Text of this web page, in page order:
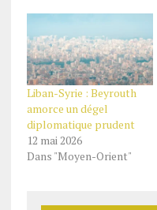
Liban-Syrie : Beyrouth
amorce un dégel
diplomatique prudent
12 mai 2026
Dans "Moyen-Orient"